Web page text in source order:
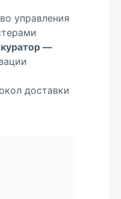
управления
—
доставки